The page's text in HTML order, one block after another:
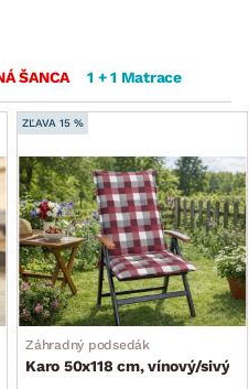
ŠANCA 1 + 1 Matrace
ZĽAVA 15 %
Záhradný podsedák
Karo 50x118 cm, vínový/sivý